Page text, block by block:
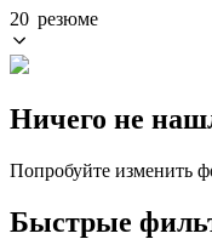
20 резюме
Ничего не
Попробуйте изменить
Быстрые